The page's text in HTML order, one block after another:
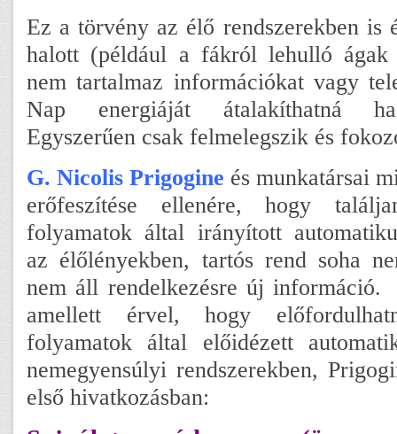
Ez a törvény az élő rendszerekben is
halott (például a fákról lehulló
nem tartalmaz információkat vagy
Nap energiáját átalakíthatná
Egyszerűen csak felmelegszik és
G. Nicolis Prigogine és munkatársai
erőfeszítése ellenére, hogy
folyamatok által irányított
az élőlényekben, tartós rend soha
nem áll rendelkezésre új információ.
amellett érvel, hogy
folyamatok által előidézett
nemegyensúlyi rendszerekben,
első hivatkozásban: